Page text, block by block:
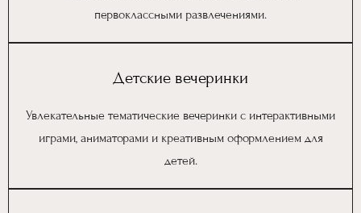
первоклассными развлечениями.
Детские вечеринки
Увлекательные тематические вечеринки с интерактивными
играми, аниматорами и креативным оформлением для
детей.